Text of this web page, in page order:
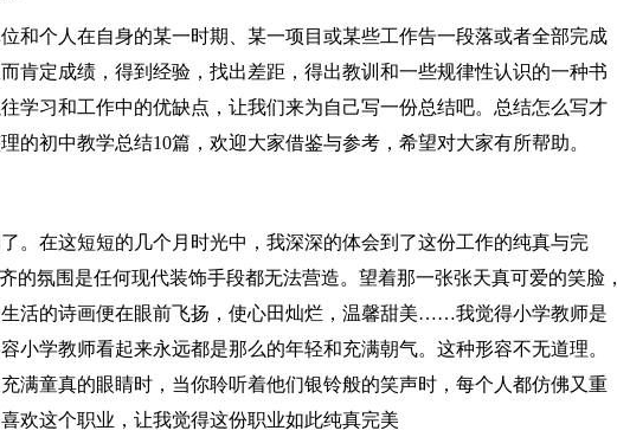
和个人在自身的某一时期、某一项目或某些工作告一段落或者全部完成
肯定成绩，得到经验，找出差距，得出教训和一些规律性认识的一种书
学习和工作中的优缺点，让我们来为自己写一份总结吧。总结怎么写才
的初中教学总结10篇，欢迎大家借鉴与参考，希望对大家有所帮助。
。在这短短的几个月时光中，我深深的体会到了这份工作的纯真与完
的氛围是任何现代装饰手段都无法营造。望着那一张张天真可爱的笑脸，
活的诗画便在眼前飞扬，使心田灿烂，温馨甜美……我觉得小学教师是
小学教师看起来永远都是那么的年轻和充满朝气。这种形容不无道理。
满童真的眼睛时，当你聆听着他们银铃般的笑声时，每个人都仿佛又重
欢这个职业，让我觉得这份职业如此纯真完美